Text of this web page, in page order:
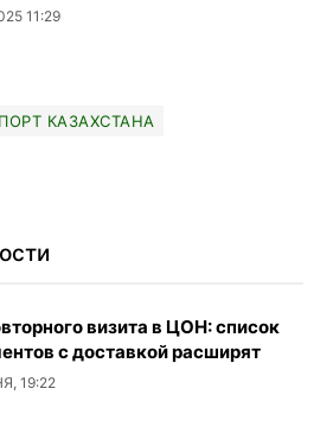
11:29
КАЗАХСТАНА
визита в ЦОН: список
с доставкой расширят
19:22